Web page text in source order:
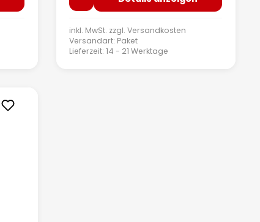
inkl. MwSt. zzgl.Versandkosten
Versandart: Paket
Lieferzeit: 14 - 21 Werktage